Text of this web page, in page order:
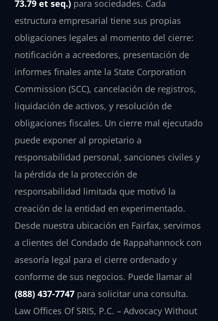
73.79 et seq.) para sociedades. Cada
estructura empresarial tiene sus propias
obligaciones legales al momento del cierre:
notificación a acreedores, presentación de
informes finales ante la State Corporation
Commission (SCC), cancelación de registros,
liquidación de activos, y resolución de
obligaciones fiscales. Un cierre mal ejecutado
puede exponer al propietario a
responsabilidad personal, sanciones civiles y
la pérdida de la protección de
responsabilidad limitada que motivó la
creación de la entidad en experimentado.
Desde nuestra ubicación en Fairfax, servimos
a clientes del Condado de Rappahannock con
asesoría legal para el cierre ordenado y
conforme de sus negocios. Puede llamar al
(888) 437-7747 para solicitar una consulta.
Law Offices Of SRIS, P.C. – Advocacy Without